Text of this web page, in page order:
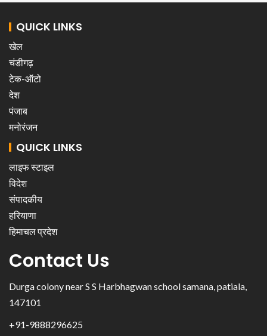
QUICK LINKS
खेल
चंडीगढ़
टेक-ऑटो
देश
पंजाब
मनोरंजन
QUICK LINKS
लाइफ स्टाइल
विदेश
संपादकीय
हरियाणा
हिमाचल प्रदेश
Contact Us
Durga colony near S S Harbhagwan school samana, patiala,
147101
+91-9888296625